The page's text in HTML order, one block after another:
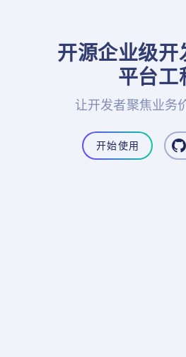
开源企业级开
平台工
让开发者聚焦业务
开始使用